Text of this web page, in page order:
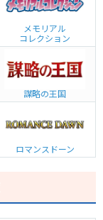
メモリアル
コレクション
謀略の王国
ロマンスドーン